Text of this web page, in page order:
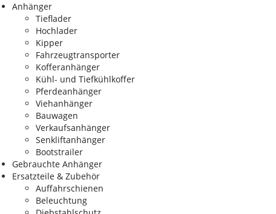
Anhänger
Tieflader
Hochlader
Kipper
Fahrzeugtransporter
Kofferanhänger
Kühl- und Tiefkühlkoffer
Pferdeanhänger
Viehanhänger
Bauwagen
Verkaufsanhänger
Senkliftanhänger
Bootstrailer
Gebrauchte Anhänger
Ersatzteile & Zubehör
Auffahrschienen
Beleuchtung